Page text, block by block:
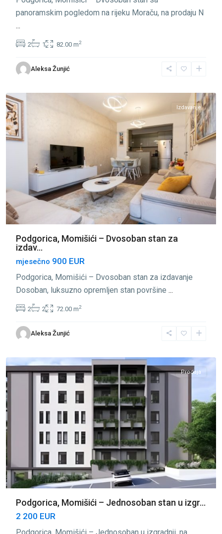
panoramskim pogledom na rijeku Moraču, na prodaju N
...
2 1 82.00 m2
Aleksa Žunjić
Momišići,
Izdavanje
Podgorica, Momišići – Dvosoban stan za
izdav...
mjesečno 900 EUR
Podgorica, Momišići – Dvosoban stan za izdavanje
Dosoban, luksuzno opremljen stan površine ...
2 2 72.00 m2
Aleksa Žunjić
Momišići,
Prodaja
Podgorica, Momišići – Jednosoban stan u izgr...
2 200 EUR